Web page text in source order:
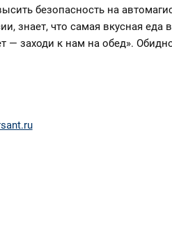
безопасность на
знает, что самая вкусная
— заходи к нам на обед».